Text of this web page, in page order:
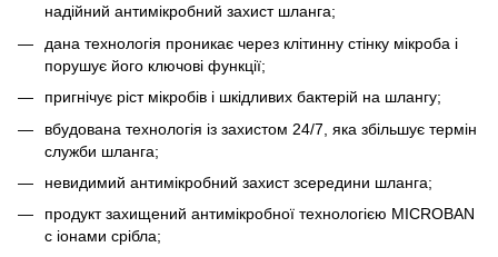
надійний антимікробний захист шланга;
дана технологія проникає через клітинну стінку мікроба і
порушує його ключові функції;
пригнічує ріст мікробів і шкідливих бактерій на шлангу;
вбудована технологія із захистом 24/7, яка збільшує термін
служби шланга;
невидимий антимікробний захист зсередини шланга;
продукт захищений антимікробної технологією MICROBAN
c іонами срібла;